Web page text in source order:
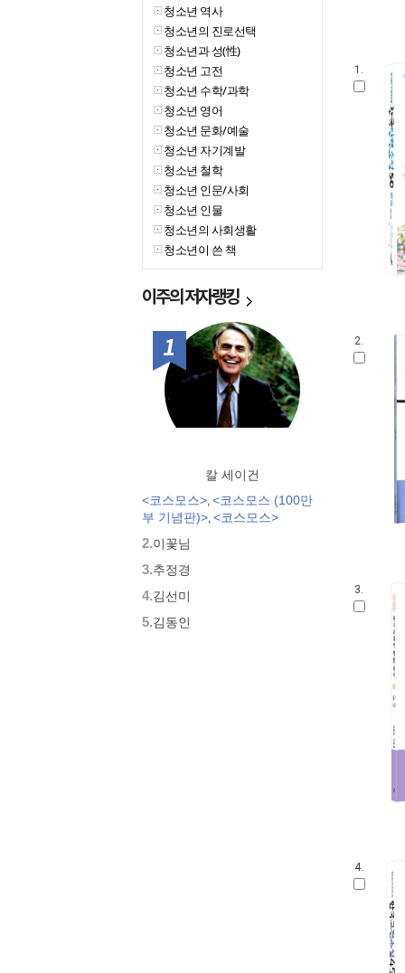
청소년 역사
청소년의 진로선택
청소년과 성(性)
청소년 고전
청소년 수학/과학
청소년 영어
청소년 문화/예술
청소년 자기계발
청소년 철학
청소년 인문/사회
청소년 인물
청소년의 사회생활
청소년이 쓴 책
이주의저자랭킹
1위
칼 세이건
<코스모스>, <코스모스 (100만
부 기념판)>, <코스모스>
2.이꽃님
3.추정경
4.김선미
5.김동인
1.
2.
3.
4.